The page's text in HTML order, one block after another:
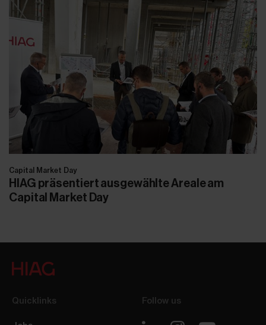
Capital Market Day
HIAG präsentiert ausgewählte Areale am
Capital Market Day
Quicklinks Follow us